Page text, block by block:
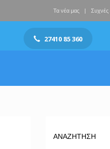
Τα νέα μας Συχνές
27410 85 360
ΑΝΑΖΗΤΗΣΗ